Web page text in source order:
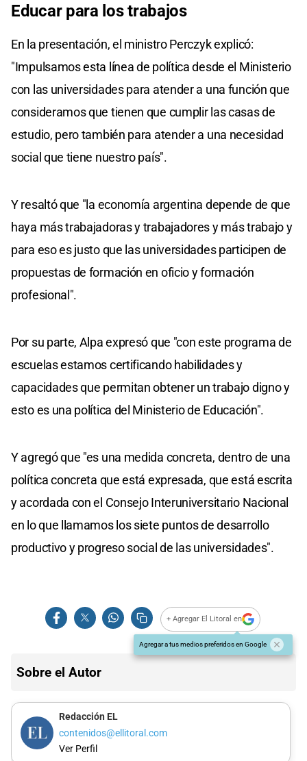
Educar para los trabajos
En la presentación, el ministro Perczyk explicó:
"Impulsamos esta línea de política desde el Ministerio
con las universidades para atender a una función que
consideramos que tienen que cumplir las casas de
estudio, pero también para atender a una necesidad
social que tiene nuestro país".
Y resaltó que "la economía argentina depende de que
haya más trabajadoras y trabajadores y más trabajo y
para eso es justo que las universidades participen de
propuestas de formación en oficio y formación
profesional".
Por su parte, Alpa expresó que "con este programa de
escuelas estamos certificando habilidades y
capacidades que permitan obtener un trabajo digno y
esto es una política del Ministerio de Educación".
Y agregó que "es una medida concreta, dentro de una
política concreta que está expresada, que está escrita
y acordada con el Consejo Interuniversitario Nacional
en lo que llamamos los siete puntos de desarrollo
productivo y progreso social de las universidades".
+ Agregar El Litoral en
Agregar a tus medios preferidos en Google
Sobre el Autor
Redacción EL
contenidos@ellitoral.com
Ver Perfil